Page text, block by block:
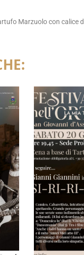
Marzuolo con calice